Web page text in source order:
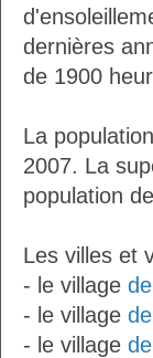
dernières
de 1900
La
2007. La
population
Les villes et
- le village
- le village
- le village